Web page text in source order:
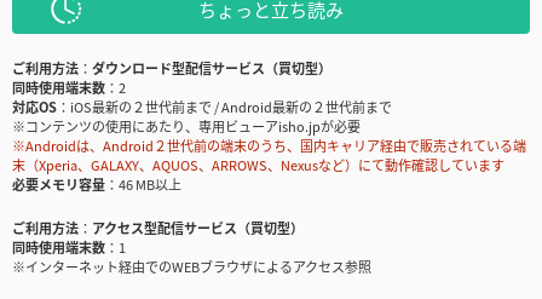
ちょっと立ち読み
ご利用方法
ダウンロード型配信サービス（買切型）
同時使用端末数
2
対応OS
iOS最新の２世代前まで / Android最新の２世代前まで
※コンテンツの使用にあたり、専用ビューアisho.jpが必要
※Androidは、Android２世代前の端末のうち、国内キャリア経由で販売されている端
末（Xperia、GALAXY、AQUOS、ARROWS、Nexusなど）にて動作確認しています
必要メモリ容量
46 MB以上
ご利用方法
アクセス型配信サービス（買切型）
同時使用端末数
1
※インターネット経由でのWEBブラウザによるアクセス参照